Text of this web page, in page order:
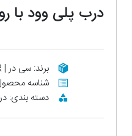
درب پلی وود با
برند: سی در | CDOOR
شناسه محصول:
دسته بندی: